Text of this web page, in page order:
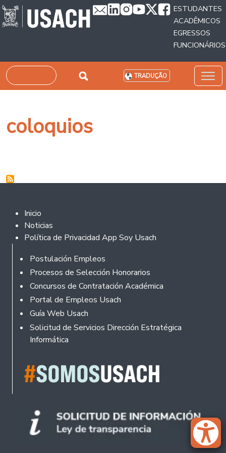
Passar para o conteúdo principal
ESTUDANTES
ACADÊMICOS
EGRESSOS
FUNCIONÁRIOS
Pesquisar TRADUÇÃO
coloquios
Footer 2
Inicio
Noticias
Política de Privacidad App Soy Usach
Rodapé
Postulación Empleos
Procesos de Selección Honorarios
Concursos de Contratación Académica
Portal de Empleos Usach
Guía Web Usach
Solicitud de Servicios Dirección Estratégica
Informática